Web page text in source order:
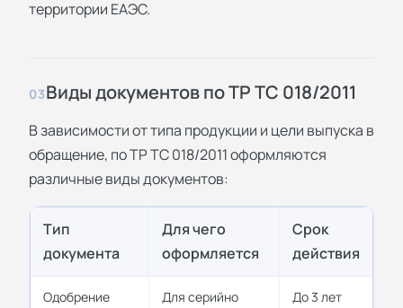
территории ЕАЭС.
03Виды документов по ТР ТС 018/2011
В зависимости от типа продукции и цели выпуска в
обращение, по ТР ТС 018/2011 оформляются
различные виды документов:
Тип
документа
Для чего
оформляется
Срок
действия
Одобрение
Для серийно
До 3 лет